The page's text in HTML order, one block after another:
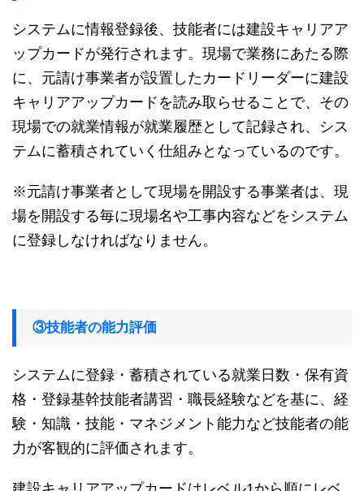
システムに情報登録後、技能者には建設キャリアア
ップカードが発行されます。現場で業務にあたる際
に、元請け事業者が設置したカードリーダーに建設
キャリアアップカードを読み取らせることで、その
現場での就業情報が就業履歴として記録され、シス
テムに蓄積されていく仕組みとなっているのです。
※元請け事業者として現場を開設する事業者は、現
場を開設する毎に現場名や工事内容などをシステム
に登録しなければなりません。
③技能者の能力評価
システムに登録・蓄積されている就業日数・保有資
格・登録基幹技能者講習・職長経験などを基に、経
験・知識・技能・マネジメント能力など技能者の能
力が客観的に評価されます。